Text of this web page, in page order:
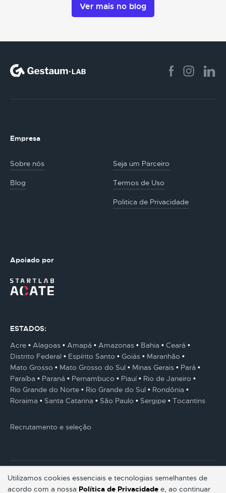
Ver mais no blog
Utilizamos cookies essenciais e tecnologias semelhantes de
acordo com a nossa Política de Privacidade e, ao continuar
Empresa
Sobre nós Seja um Parceiro
Blog Termos de Uso
Politica de Privacidade
Apoiado por
ESTADOS:
Acre
Alagoas Amapá Amazonas Bahia
Ceará
Distrito Federal
Espírito Santo Goiás
Maranhão
Mato Grosso
Mato Grosso do Sul Minas Gerais
Pará
Paraíba
Paraná Pernambuco Piauí
Rio de Janeiro
Rio Grande do Norte
Rio Grande do Sul
Rondônia
Roraima
Santa Catarina São Paulo Sergipe Tocantins
Recrutamento e seleção
© Gestaum Lab ® Todos os direitos reservados.